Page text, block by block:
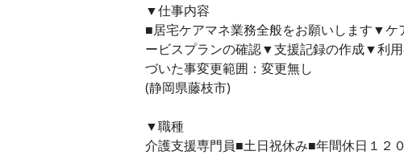
▼仕事内容
■居宅ケアマネ業務全般をお願いします▼
ービスプランの確認▼支援記録の作成▼利
づいた事変更範囲：変更無し
(静岡県藤枝市)
▼職種
介護支援専門員■土日祝休み■年間休日１２